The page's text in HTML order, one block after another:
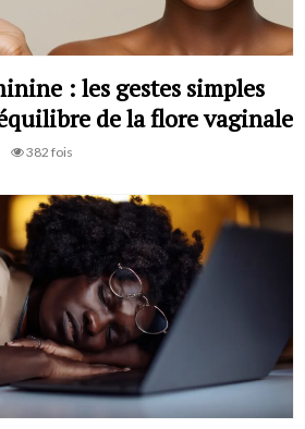
: les gestes simples
de la flore vaginale
382 fois